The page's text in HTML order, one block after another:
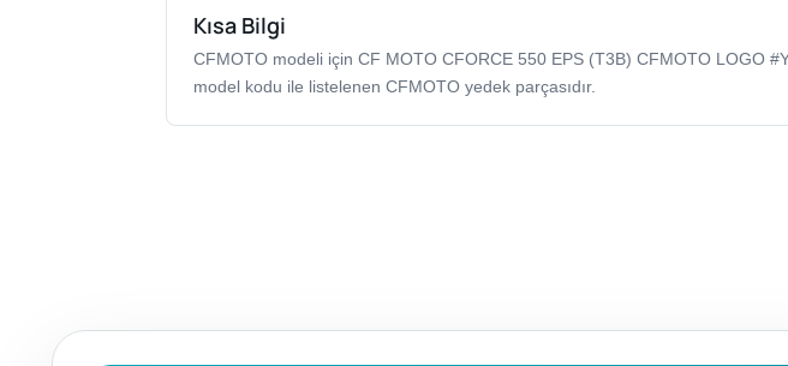
Kısa Bilgi
CFMOTO modeli için CF MOTO CFORCE 550 EPS (T3B) CFMOTO LOGO
model kodu ile listelenen CFMOTO yedek parçasıdır.